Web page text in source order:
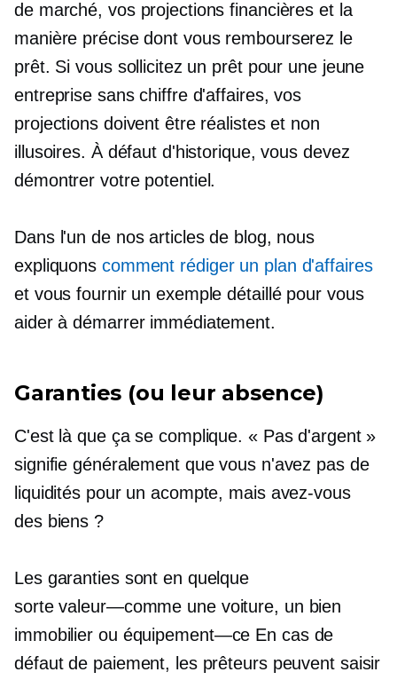
de marché, vos projections financières et la
manière précise dont vous rembourserez le
prêt. Si vous sollicitez un prêt pour une jeune
entreprise sans chiffre d'affaires, vos
projections doivent être réalistes et non
illusoires. À défaut d'historique, vous devez
démontrer votre potentiel.
Dans l'un de nos articles de blog, nous
expliquons comment rédiger un plan d'affaires
et vous fournir un exemple détaillé pour vous
aider à démarrer immédiatement.
Garanties (ou leur absence)
C'est là que ça se complique. « Pas d'argent »
signifie généralement que vous n'avez pas de
liquidités pour un acompte, mais avez-vous
des biens ?
Les garanties sont en quelque
sortevaleur—comme une voiture, un bien
immobilier ou équipement—ce En cas de
défaut de paiement, les prêteurs peuvent saisir